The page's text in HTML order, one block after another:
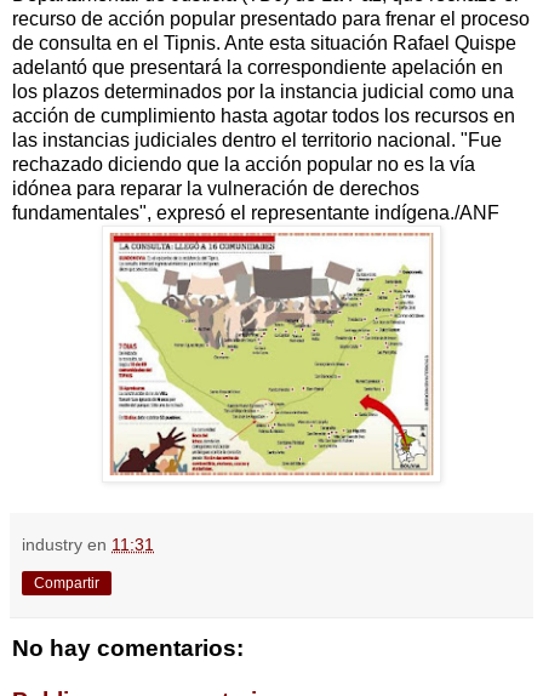
recurso de acción popular presentado para frenar el proceso
de consulta en el Tipnis. Ante esta situación Rafael Quispe
adelantó que presentará la correspondiente apelación en
los plazos determinados por la instancia judicial como una
acción de cumplimiento hasta agotar todos los recursos en
las instancias judiciales dentro el territorio nacional. "Fue
rechazado diciendo que la acción popular no es la vía
idónea para reparar la vulneración de derechos
fundamentales", expresó el representante indígena./ANF
industry en 11:31
Compartir
No hay comentarios: